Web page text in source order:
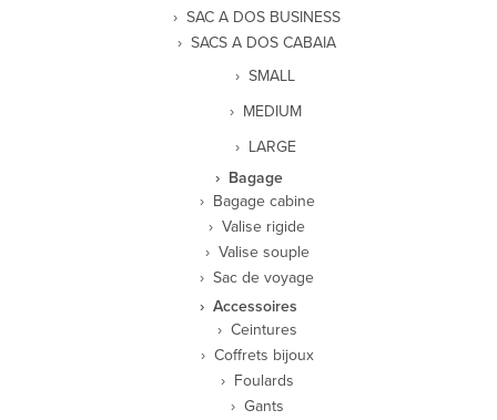
SAC A DOS BUSINESS
SACS A DOS CABAIA
SMALL
MEDIUM
LARGE
Bagage
Bagage cabine
Valise rigide
Valise souple
Sac de voyage
Accessoires
Ceintures
Coffrets bijoux
Foulards
Gants